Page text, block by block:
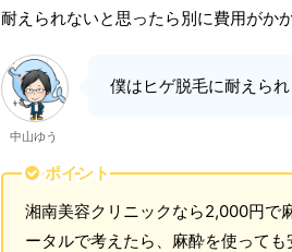
耐えられないと思ったら別に費用がか
中山ゆう
僕はヒゲ脱毛に耐えら
ポイント
湘南美容クリニックなら2,000円で
ータルで考えたら、麻酔を使っても